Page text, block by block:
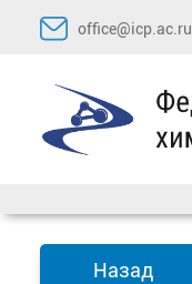
Перейти
содержимому
office@icp.ac.ru
Назад